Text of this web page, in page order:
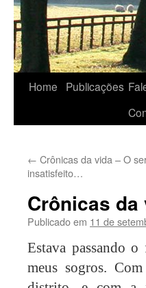
Home Publicações
← Crônicas da vida – O
insatisfeito…
Crônicas da
Publicado em 11 de
Estava passando
meus sogros.